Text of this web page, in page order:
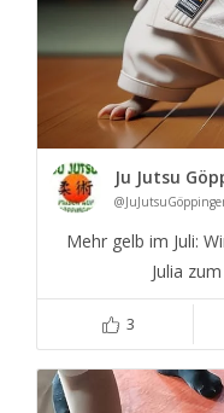
Ju Jutsu
Mehr gelb im Juli:
Julia
3